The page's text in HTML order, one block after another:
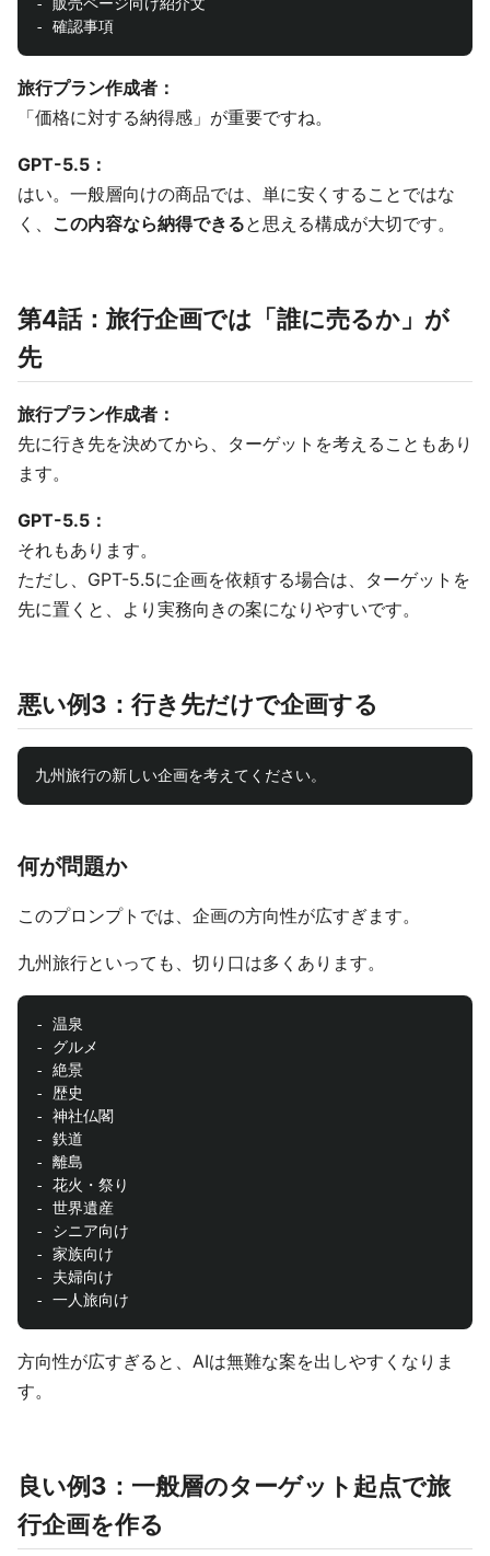
旅行プラン作成者：
「価格に対する納得感」が重要ですね。
GPT-5.5：
はい。一般層向けの商品では、単に安くすることではな
く、 この内容なら納得できると思える構成が大切です。
第4話：旅行企画では「誰に売るか」が
先
旅行プラン作成者：
先に行き先を決めてから、ターゲットを考えることもあり
ます。
GPT-5.5：
それもあります。
ただし、GPT-5.5に企画を依頼する場合は、ターゲットを
先に置くと、より実務向きの案になりやすいです。
悪い例3：行き先だけで企画する
何が問題か
このプロンプトでは、企画の方向性が広すぎます。
九州旅行といっても、切り口は多くあります。
- 温泉
- グルメ
- 絶景
- 歴史
- 神社仏閣
- 鉄道
- 離島
- 花火・祭り
- 世界遺産
- シニア向け
- 家族向け
- 夫婦向け
方向性が広すぎると、AIは無難な案を出しやすくなりま
す。
良い例3：一般層のターゲット起点で旅
行企画を作る